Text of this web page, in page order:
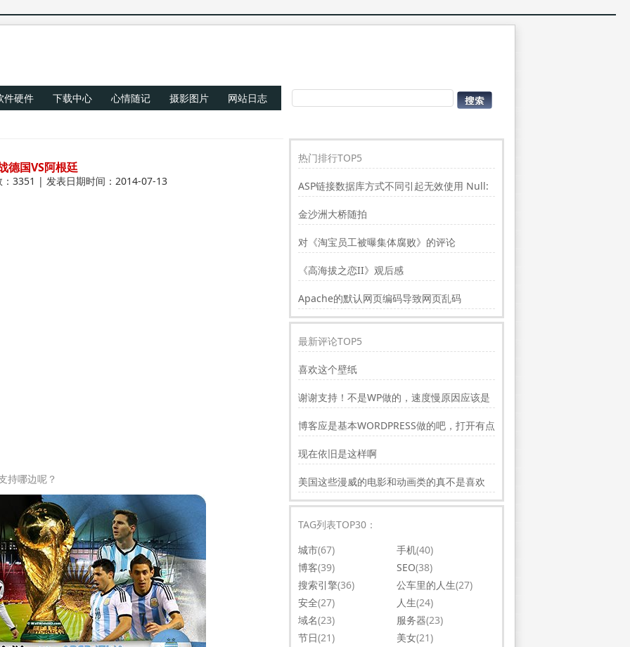
件硬件 下载中心 心情随记 摄影图片 网站日志
国VS阿根廷
3351 | 发表日期时间：2014-07-13
持哪边呢？
热门排行TOP5
ASP链接数据库方式不同引起无效使用 Null:
Replace”的问题
金沙洲大桥随拍
对《淘宝员工被曝集体腐败》的评论
《高海拔之恋II》观后感
Apache的默认网页编码导致网页乱码
最新评论TOP5
喜欢这个壁纸
谢谢支持！不是WP做的，速度慢原因应该是
服务器线路问题。
博客应是基本WORDPRESS做的吧，打开有点
慢，可以优化一下。还有网站更新应多一点，
才会吸引更多相关的人去看。纯个人意见，谢
现在依旧是这样啊
美国这些漫威的电影和动画类的真不是喜欢
看，太没意思了
TAG列表TOP30：
城市(67) 手机(40)
博客(39) SEO(38)
搜索引擎(36) 公车里的人生(27)
安全(27) 人生(24)
域名(23) 服务器(23)
节日(21) 美女(21)